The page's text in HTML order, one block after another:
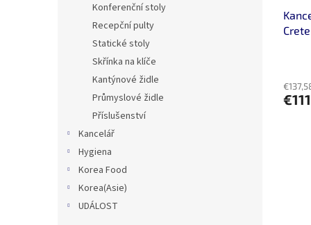
Konferenční stoly
Recepční pulty
Statické stoly
Skřínka na klíče
Kantýnové židle
Průmyslové židle
Příslušenství
Kancelář
Hygiena
Korea Food
Korea(Asie)
UDÁLOST
Crete